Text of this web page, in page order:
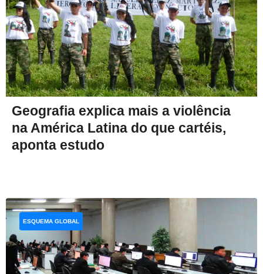
Geografia explica mais a violência
na América Latina do que cartéis,
aponta estudo
ESQUEMA GLOBAL